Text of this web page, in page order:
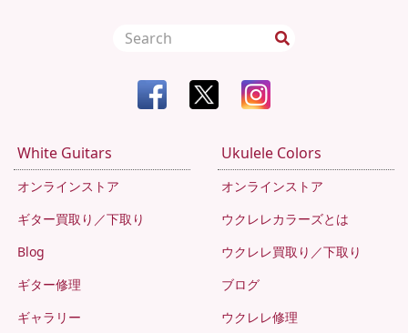
White Guitars
オンラインストア
ギター買取り／下取り
Blog
ギター修理
ギャラリー
Ukulele Colors
オンラインストア
ウクレレカラーズとは
ウクレレ買取り／下取り
ブログ
ウクレレ修理